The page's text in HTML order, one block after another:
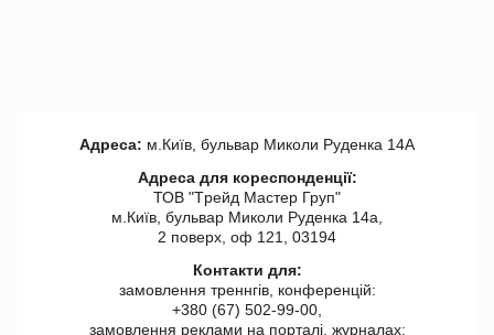
Адреса: м.Київ, бульвар Миколи Руденка 14А
Адреса для кореспонденції:
ТОВ "Tрейд Мастер Груп"
м.Київ, бульвар Миколи Руденка 14а,
2 поверх, оф 121, 03194
Контакти для:
замовлення треннгів, конференцій:
+380 (67) 502-99-00,
замовлення реклами на порталі, журналах: